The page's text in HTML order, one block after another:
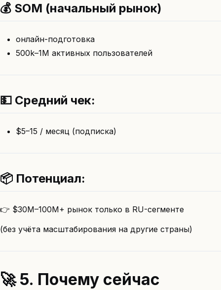
💰 SOM (начальный рынок)
онлайн-подготовка
500k–1M активных пользователей
💵 Средний чек:
$5–15 / месяц (подписка)
📦 Потенциал:
👉 $30M–100M+ рынок только в RU-сегменте
(без учёта масштабирования на другие страны)
🚀 5. Почему сейчас